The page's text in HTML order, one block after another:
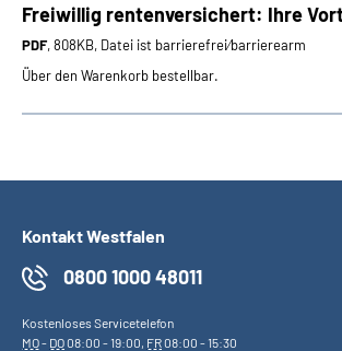
Freiwillig rentenversichert: Ihre
PDF, 808KB, Datei ist barrierefrei⁄barrierearm
Über den Warenkorb bestellbar.
Kontakt Westfalen
0800 1000 48011
Kostenloses Servicetelefon
MO- DO08:00 - 19:00, FR08:00 - 15:30